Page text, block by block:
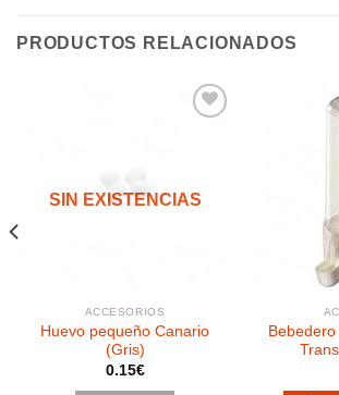
PRODUCTOS RELACIONADOS
lista de
SIN EXISTENCIAS
ACCESORIOS
Huevo pequeño Canario
(Gris)
0.15€